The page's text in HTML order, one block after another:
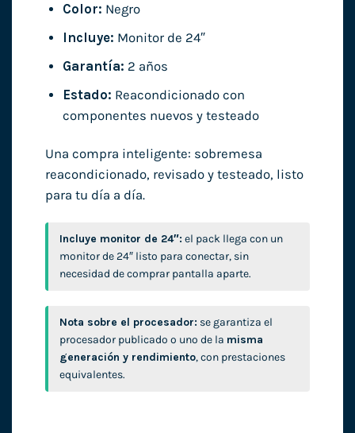
Color: Negro
Incluye: Monitor de 24″
Garantía: 2 años
Estado: Reacondicionado con
componentes nuevos y testeado
Una compra inteligente: sobremesa
reacondicionado, revisado y testeado, listo
para tu día a día.
Incluye monitor de 24″: el pack llega con un
monitor de 24″ listo para conectar, sin
necesidad de comprar pantalla aparte.
Nota sobre el procesador: se garantiza el
procesador publicado o uno de la misma
generación y rendimiento, con prestaciones
equivalentes.